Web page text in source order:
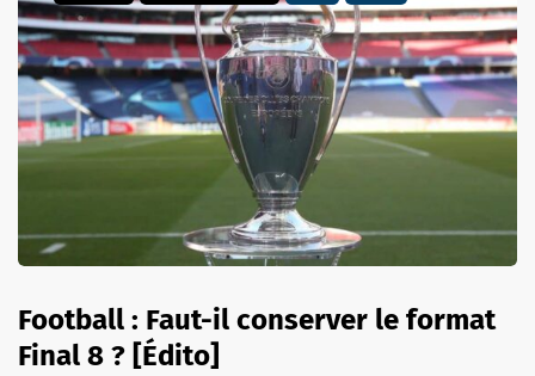
Football : Faut-il conserver le format
Final 8 ? [Édito]